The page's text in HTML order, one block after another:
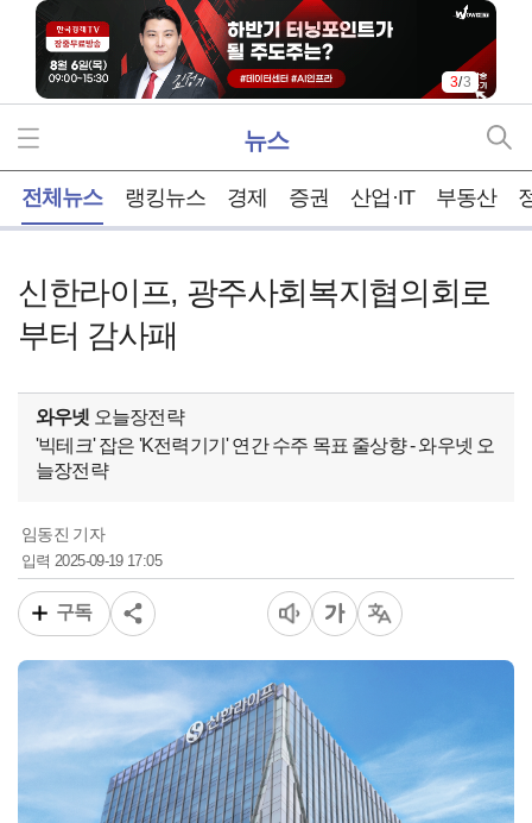
3/3
뉴스
전체뉴스 랭킹뉴스 경제 증권 산업·IT 부동산
신한라이프, 광주사회복지협의회로
부터 감사패
와우넷 오늘장전략
'빅테크' 잡은 'K전력기기' 연간 수주 목표 줄상향 - 와우넷 오
늘장전략
임동진 기자
입력 2025-09-19 17:05
구독